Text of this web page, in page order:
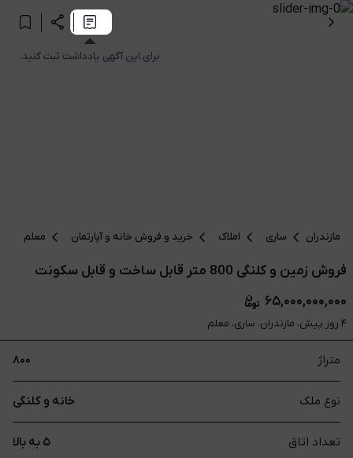
مازندران ساری املاک خرید و فروش خانه و آپارتمان معلم
فروش زمین و کلنگی 800 متر قابل ساخت و قابل سکونت
۶۵,۰۰۰,۰۰۰,۰۰۰
۴ روز پیش، مازندران، ساری، معلم
متراژ ۸۰۰
نوع ملک خانه و کلنگی
تعداد اتاق ۵ به بالا
برای این آگهی یادداشت ثبت کنید.